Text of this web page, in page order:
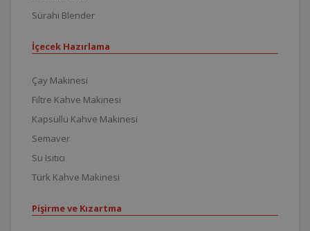
Sürahi Blender
İçecek Hazırlama
Çay Makinesi
Filtre Kahve Makinesi
Kapsüllü Kahve Makinesi
Semaver
Su Isıtıcı
Türk Kahve Makinesi
Pişirme ve Kızartma